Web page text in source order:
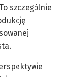
szczególnie